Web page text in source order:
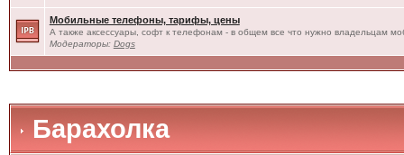
Мобильные телефоны, тарифы, цены
А также аксессуары, софт к телефонам - в общем все что нужно владельцам
Модераторы: Dogs
Барахолка